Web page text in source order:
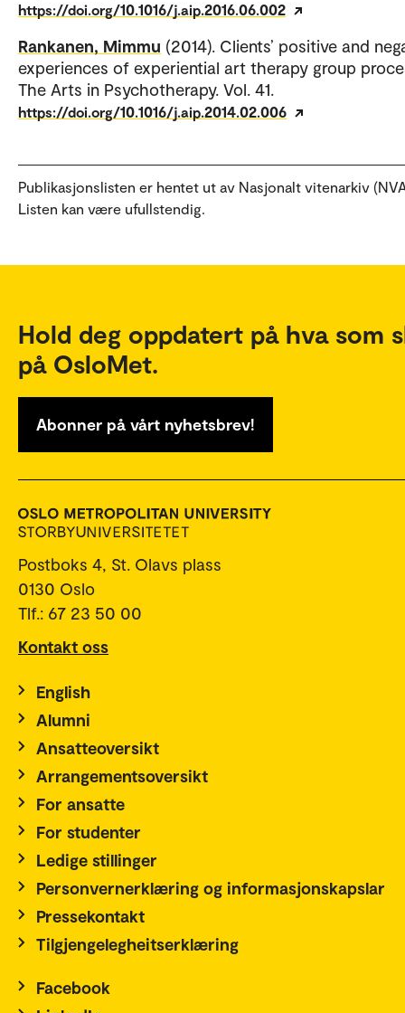
https://doi.org/10.1016/j.aip.2016.06.002
Rankanen, Mimmu (2014). Clients’ positive and
experiences of experiential art therapy group
The Arts in Psychotherapy. Vol. 41.
https://doi.org/10.1016/j.aip.2014.02.006
Publikasjonslisten er hentet ut av Nasjonalt vitenarkiv
Listen kan være ufullstendig.
Hold deg oppdatert på hva som
på OsloMet.
Abonner på vårt nyhetsbrev!
Postboks 4, St. Olavs plass
0130 Oslo
Tlf.: 67 23 50 00
Kontakt oss
English
Alumni
Ansatteoversikt
Arrangementsoversikt
For ansatte
For studenter
Ledige stillinger
Personvernerklæring og informasjonskapslar
Pressekontakt
Tilgjengelegheitserklæring
Facebook